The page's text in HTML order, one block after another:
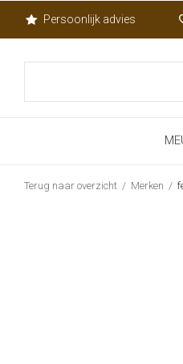
Persoonlijk advies
Terug naar overzicht Merken